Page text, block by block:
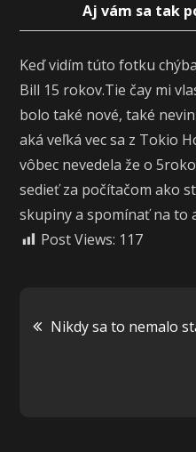
Aj vám sa tak
Keď vidím túto fotku
Bill 15 rokov.Tie čay mi
bolo také nové, také
aká veľká vec sa z Tokio
vôbec nevedela že o
sedieť za počítačom ako
skupiny a spomínať na to
Post Views: 117
Nikdy sa to nemalo